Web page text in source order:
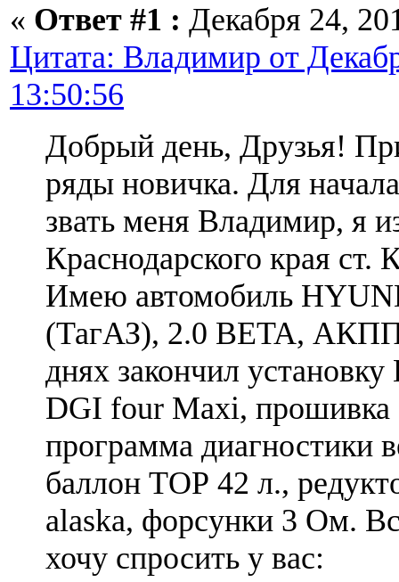
« Ответ #1 : Декабря 24,
Цитата: Владимир от
13:50:56
Добрый день, Друзья!
ряды новичка. Для
звать меня Владимир, я
Краснодарского края ст.
Имею автомобиль
(ТагАЗ), 2.0 BETA,
днях закончил
DGI four Maxi, прошивка
программа диагностики
баллон ТОР 42 л.,
alaska, форсунки 3 Ом.
хочу спросить у вас: